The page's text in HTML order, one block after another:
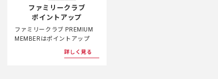
ファミリークラブ
ポイントアップ
ファミリークラブ PREMIUM
MEMBERはポイントアップ
詳しく見る